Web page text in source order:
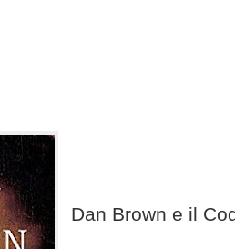
Dan Brown e il